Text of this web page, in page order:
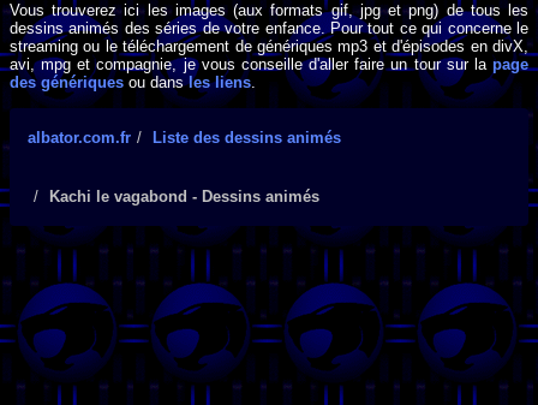
Vous trouverez ici les images (aux formats gif, jpg et png) de tous les
dessins animés des séries de votre enfance. Pour tout ce qui concerne le
streaming ou le téléchargement de génériques mp3 et d'épisodes en divX,
avi, mpg et compagnie, je vous conseille d'aller faire un tour sur la page
des génériques ou dansles liens.
albator.com.fr Liste des dessins animés
Kachi le vagabond - Dessins animés